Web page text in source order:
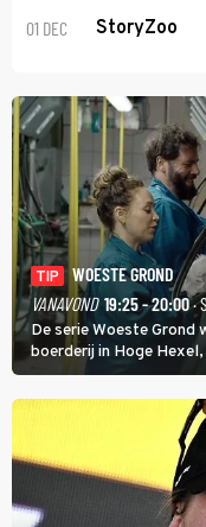
01 DEC StoryZoo
TIP
WOESTE GROND
VANAVOND 19:25 - 20:00·
De serie Woeste Grond
boerderij in Hoge
koeien moest sluiten,
ligt. In de serie heerst